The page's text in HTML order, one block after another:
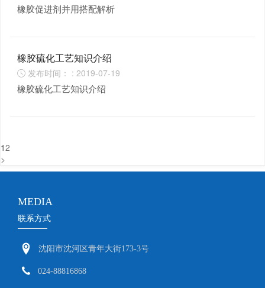
橡胶促进剂并用搭配解析
橡胶硫化工艺知识介绍
 发布时间： : 2019-07-19
橡胶硫化工艺知识介绍
12
>
MEDIA
联系方式
沈阳市沈河区青年大街173-3号
024-88816868